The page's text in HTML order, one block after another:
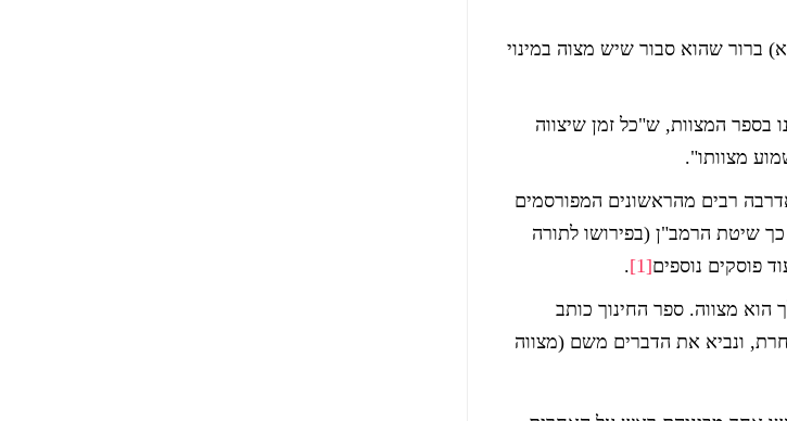
ברור שהוא סבור שיש מצוה במינוי
בספר המצוות, ש"כל זמן שיצווה
מצוותו".
רבים מהראשונים המפורסמים
שיטת הרמב"ן (בפירושו לתורה
פוסקים נוספים[1]
.
הוא מצווה. ספר החינוך כותב
ונביא את הדברים משם (מצווה